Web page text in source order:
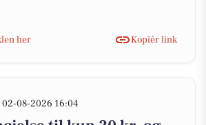
her
Kopiér link
02-08-2026 16:04